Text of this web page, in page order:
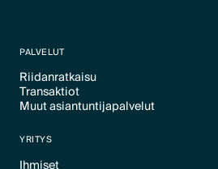
PALVELUT
Riidanratkaisu
Text Link
Transaktiot
Text Link
Muut asiantuntijapalvelut
YRITYS